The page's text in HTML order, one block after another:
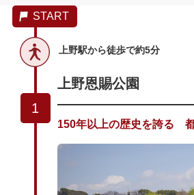
START
上野駅から徒歩で約5分
1
上野恩賜公園
150年以上の歴史を誇る